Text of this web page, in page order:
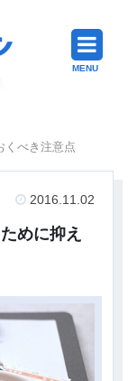
くべき注意点
2016.11.02
めに抑え